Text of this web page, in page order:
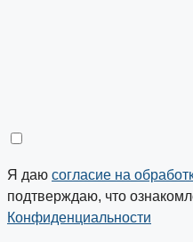
Я даю согласие на
подтверждаю, что
Конфиденциальности